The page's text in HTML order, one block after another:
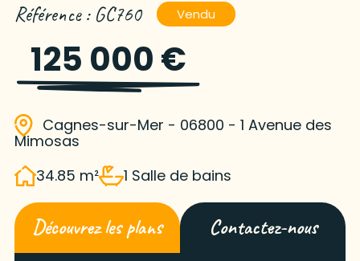
Référence : GC760 Vendu
125 000 €
Cagnes-sur-Mer - 06800 - 1 Avenue des
Mimosas
34.85 m²
1 Salle de bains
Découvrez les plans Contactez-nous